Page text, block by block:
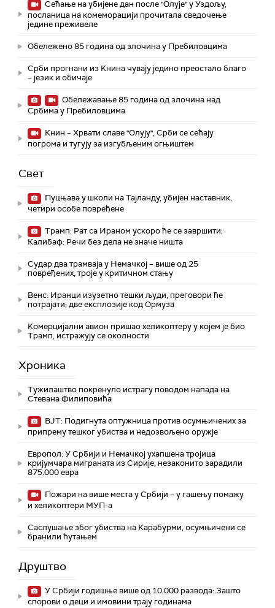
Сећање на убијене дан после "Олује" у Уздољу,
посланица на комеморацији прочитала сведочење
једине преживеле
Обележено 85 година од злочина у Пребиловцима
Срби прогнани из Книна чувају једино преостало благо
– језик и обичаје
Обележавање 85 година од злочина над
Србима у Пребиловцима
Книн – Хрвати славе "Олују", Срби се сећају
погрома и тугују за изгубљеним огњиштем
Свет
Пуцњава у школи на Тајланду, убијен наставник,
четири особе повређене
Трамп: Рат са Ираном ускоро ће се завршити;
Калибаф: Речи без дела не значе ништа
Судар два трамваја у Немачкој – више од 25
повређених, троје у критичном стању
Венс: Иранци изузетно тешки људи, преговори ће
потрајати; две експлозије код Ормуза
Комерцијални авион пришао хеликоптеру у којем је био
Трамп, истражују се околности
Хроника
Тужилаштво покренуло истрагу поводом напада на
Стевана Филиповића
ВЈТ: Подигнута оптужница против осумњичених за
припрему тешког убиства и недозвољено оружје
Европол: У Србији и Немачкој ухапшена тројица
кријумчара миграната из Сирије, незаконито зарадили
875.000 евра
Пожари на више места у Србији – у гашењу помажу
и хеликоптери МУП-а
Саслушање због убиства на Карабурми, осумњичени се
бранили ћутањем
Друштво
У Србији годишње више од 10.000 развода: Зашто
спорови о деци и имовини трају годинама